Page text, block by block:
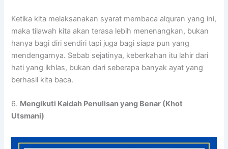
Ketika kita melaksanakan syarat membaca alquran yang ini,
maka tilawah kita akan terasa lebih menenangkan, bukan
hanya bagi diri sendiri tapi juga bagi siapa pun yang
mendengarnya. Sebab sejatinya, keberkahan itu lahir dari
hati yang ikhlas, bukan dari seberapa banyak ayat yang
berhasil kita baca.
6. Mengikuti Kaidah Penulisan yang Benar (Khot
Utsmani)